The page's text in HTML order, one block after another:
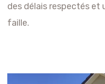
des délais respectés et
faille.